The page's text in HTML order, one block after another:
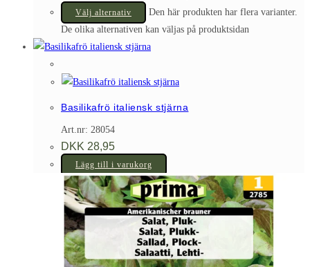
Välj alternativ
Den här produkten har flera varianter.
De olika alternativen kan väljas på produktsidan
Basilikafrö italiensk stjärna
Art.nr: 28054
DKK 28,95
Lägg till i varukorg